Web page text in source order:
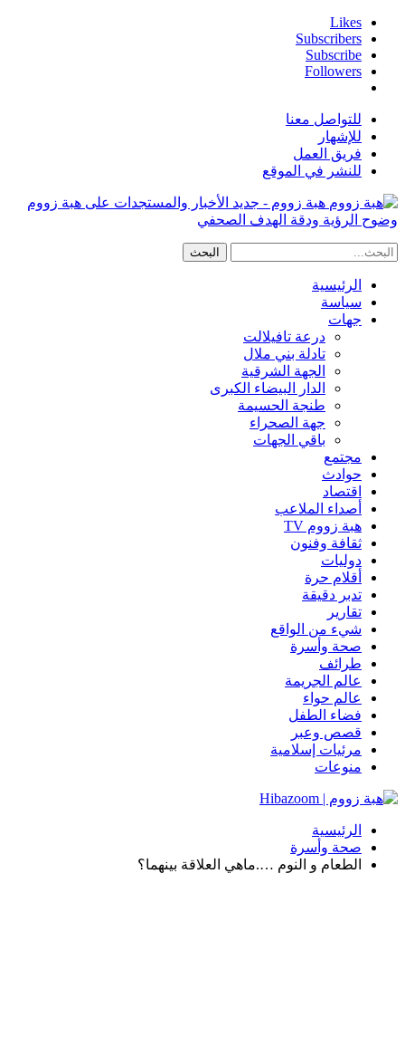
Likes
Subscribers
Subscribe
Followers
للتواصل معنا
للإشهار
فريق العمل
للنشر في الموقع
هبة زووم - جديد الأخبار والمستجدات على هبة زووم
وضوح الرؤية ودقة الهدف الصحفي
الرئيسية
سياسة
جهات
درعة تافيلالت
تادلة بني ملال
الجهة الشرقية
الدار البيضاء الكبرى
طنجة الحسيمة
جهة الصحراء
باقي الجهات
مجتمع
حوادث
اقتصاد
أصداء الملاعب
هبة زووم TV
ثقافة وفنون
دوليات
أقلام حرة
تدبر دقيقة
تقارير
شيء من الواقع
صحة وأسرة
طرائف
عالم الجريمة
عالم حواء
فضاء الطفل
قصص وعبر
مرئيات إسلامية
منوعات
الرئيسية
صحة وأسرة
الطعام و النوم ….ماهي العلاقة بينهما؟